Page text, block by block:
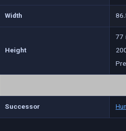
Width
Height
77
Successor